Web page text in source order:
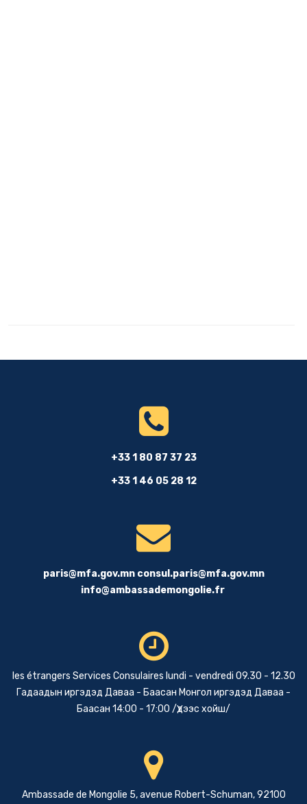
+33 1 80 87 37 23
+33 1 46 05 28 12
paris@mfa.gov.mn consul.paris@mfa.gov.mn
info@ambassademongolie.fr
les étrangers Services Consulaires lundi - vendredi 09.30 - 12.30
Гадаадын иргэдэд Даваа - Баасан Монгол иргэдэд Даваа -
Баасан 14:00 - 17:00 /Үдээс хойш/
Ambassade de Mongolie 5, avenue Robert-Schuman, 92100